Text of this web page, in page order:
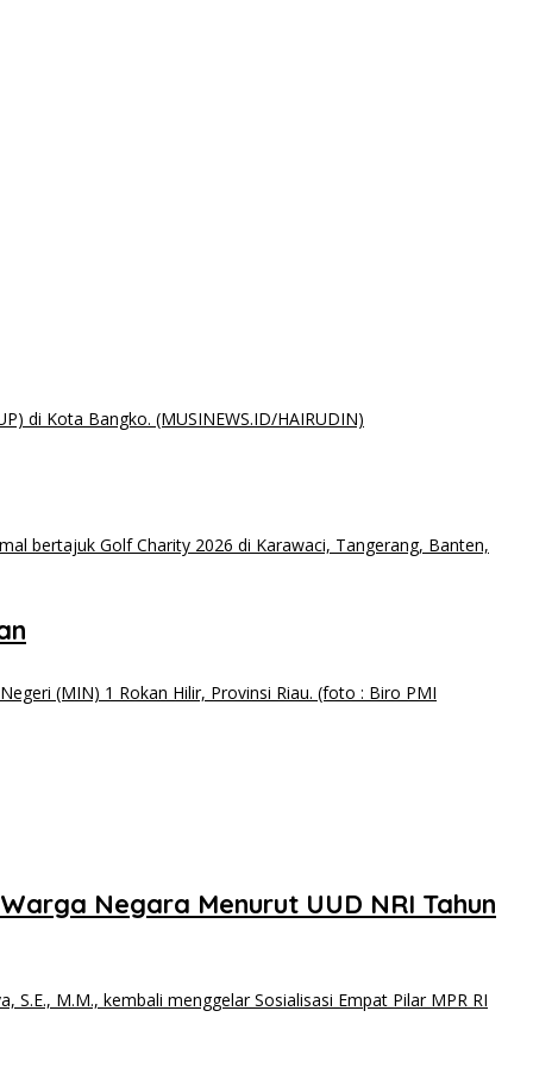
Negara Menurut UUD NRI Tahun